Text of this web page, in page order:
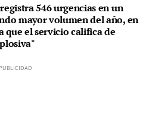
546 urgencias en un
mayor volumen del año, en
que el servicio califica de